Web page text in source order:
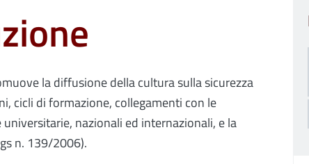
la diffusione della cultura sulla sicurezza
cicli di formazione, collegamenti con le
nazionali ed internazionali, e la
n. 139/2006).